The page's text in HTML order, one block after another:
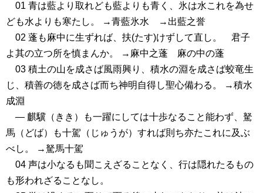
01 青は藍より取れども藍よりも青く、氷は水これを為せ
ども水よりも寒たし。 →青藍氷水 →出藍之誉
02 蓬も麻中に生ずれば、扶(たす)けずして直し。 君子
よ其の立つ所を慎まんか。 →麻中之蓬 麻の中の蓬
03 積土の山を成さば風雨興り、積水の淵を成さば蛟竜生
じ、積善の徳を成さば而ち神明自得し聖心備わる。 →積水
成淵
― 麒驥（きき）も一躍にしては十歩なること能わず、駑
馬（どば）も十駕（じゅうが）すれば則ち亦たこれに及ぶ
べし。 →駑馬十駕
04 声は小なるも聞こえざることなく、行は隠れたるもの
も形われざることなし。